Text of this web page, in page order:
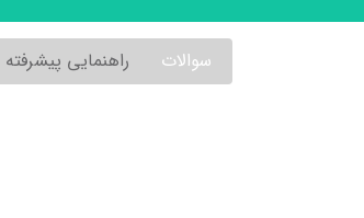
سوالات راهنمایی پیشرفته